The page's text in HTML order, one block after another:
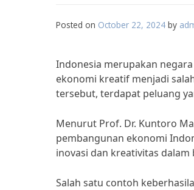
Posted on October 22, 2024 by
Indonesia merupakan
ekonomi kreatif menjadi
tersebut, terdapat peluang
Menurut Prof. Dr. Kuntoro
pembangunan ekonomi
inovasi dan kreativitas
Salah satu contoh